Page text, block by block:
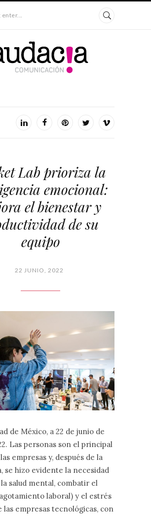
enter...
Lab prioriza la
emocional:
el bienestar y
de su
equipo
22 JUNIO, 2022
de México, a 22 de junio de
Las personas son el principal
empresas y, después de la
se hizo evidente la necesidad
salud mental, combatir el
laboral) y el estrés
las empresas tecnológicas, con